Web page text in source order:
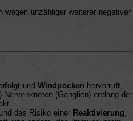
unzähliger weiterer negativer
und Windpocken hervorruft,
) Nervenknoten (Ganglien) entlang der
das Risiko einer Reaktivierung,